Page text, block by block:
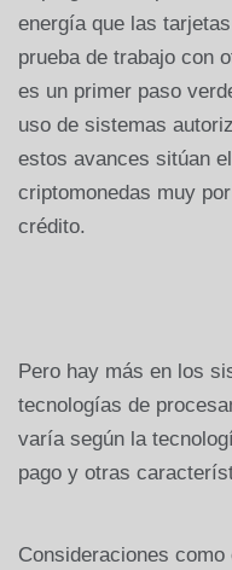
energía que las
prueba de trabajo con
es un primer paso
uso de sistemas
estos avances sitúan
criptomonedas muy
crédito.
Pero hay más en los
tecnologías de
varía según la
pago y otras
Consideraciones